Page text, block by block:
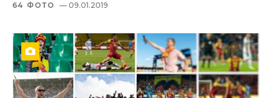
64 ФОТО — 09.01.2019